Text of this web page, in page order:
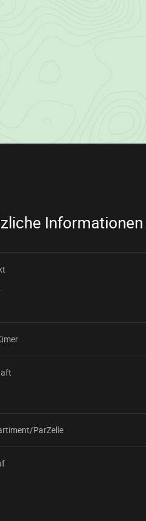
Informationen
ParZelle